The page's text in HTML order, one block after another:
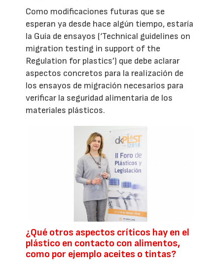
Como modificaciones futuras que se
esperan ya desde hace algún tiempo, estaría
la Guía de ensayos (‘Technical guidelines on
migration testing in support of the
Regulation for plastics’) que debe aclarar
aspectos concretos para la realización de
los ensayos de migración necesarios para
verificar la seguridad alimentaria de los
materiales plásticos.
¿Qué otros aspectos críticos hay en el
plástico en contacto con alimentos,
como por ejemplo aceites o tintas?